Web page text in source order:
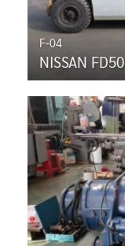
F-04
NISSAN FD50